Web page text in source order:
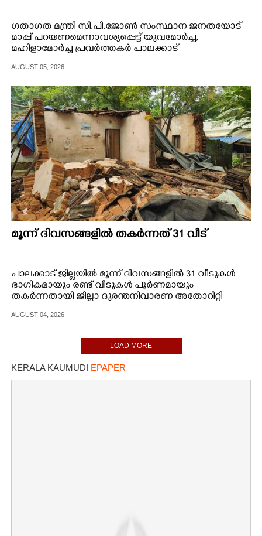
ഗതാഗത മന്ത്രി സി.പി.ജോൺ സംസ്ഥാന ജനതയോട്
മാപ്പ് പറയണമെന്നാവശ്യപ്പെട്ട് യുവമോർച്ച,
മഹിളാമോർച്ച പ്രവർത്തകർ പാലക്കാട്
നടത്തി.
AUGUST 05, 2026
മൂന്ന് ദിവസങ്ങളിൽ തകർന്നത് 31 വീട്
പാലക്കാട് ജില്ലയിൽ മൂന്ന് ദിവസങ്ങളിൽ 31 വീടുകൾ
ഭാഗികമായും രണ്ട് വീടുകൾ പൂർണമായും
തകർന്നതായി ജില്ലാ ദുരന്തനിവാരണ അതോറിറ്റി
AUGUST 04, 2026
LOAD MORE
KERALA KAUMUDI EPAPER